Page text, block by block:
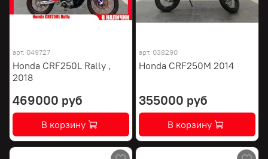
арт. 049727
Honda CRF250L Rally ,
2018
469000 руб
В корзину
арт. 038290
Honda CRF250M 2014
355000 руб
В корзину